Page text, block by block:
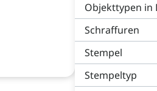
Objekttypen in
Schraffuren
Stempel
Stempeltyp